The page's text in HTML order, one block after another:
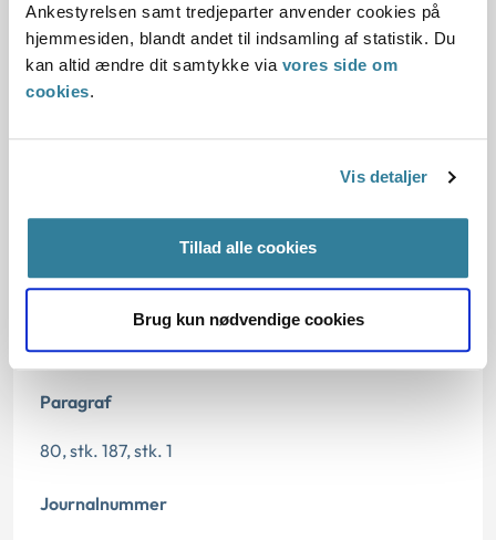
Ankestyrelsen samt tredjeparter anvender cookies på
hjemmesiden, blandt andet til indsamling af statistik. Du
kan altid ændre dit samtykke via vores side om
cookies.
Vis detaljer
Tillad alle cookies
Brug kun nødvendige cookies
Reglerne
Den konkrete afgørelse
31.05.2024
Paragraf
80, stk. 187, stk. 1
Journalnummer